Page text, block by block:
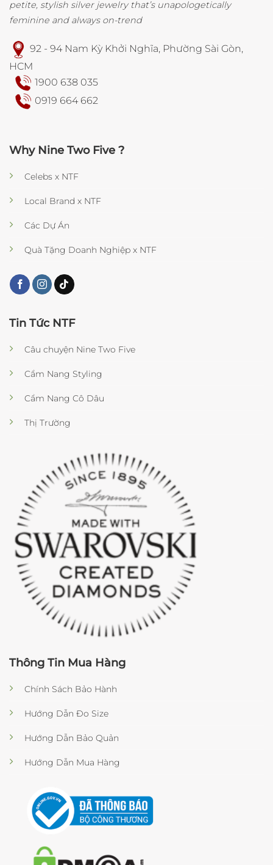
petite, stylish silver jewelry that’s unapologetically
feminine and always on-trend
92 - 94 Nam Kỳ Khởi Nghĩa, Phường Sài Gòn,
HCM
1900 638 035
0919 664 662
Why Nine Two Five ?
Celebs x NTF
Local Brand x NTF
Các Dự Án
Quà Tặng Doanh Nghiệp x NTF
Tin Tức NTF
Câu chuyện Nine Two Five
Cẩm Nang Styling
Cẩm Nang Cô Dâu
Thị Trường
Thông Tin Mua Hàng
Chính Sách Bảo Hành
Hướng Dẫn Đo Size
Hướng Dẫn Bảo Quản
Hướng Dẫn Mua Hàng